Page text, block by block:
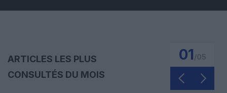
ARTICLES LES PLUS
CONSULTÉS DU MOIS
01